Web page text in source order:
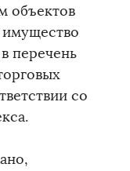
объектов
перечень
со